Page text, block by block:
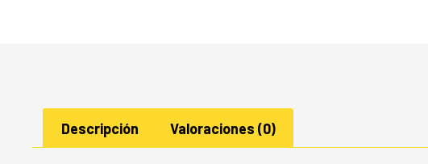
Descripción Valoraciones (0)